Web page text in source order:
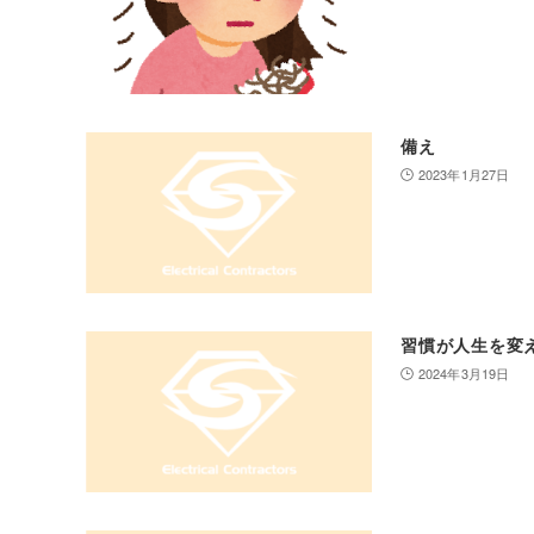
備え
2023年1月27日
習慣が人生を変
2024年3月19日